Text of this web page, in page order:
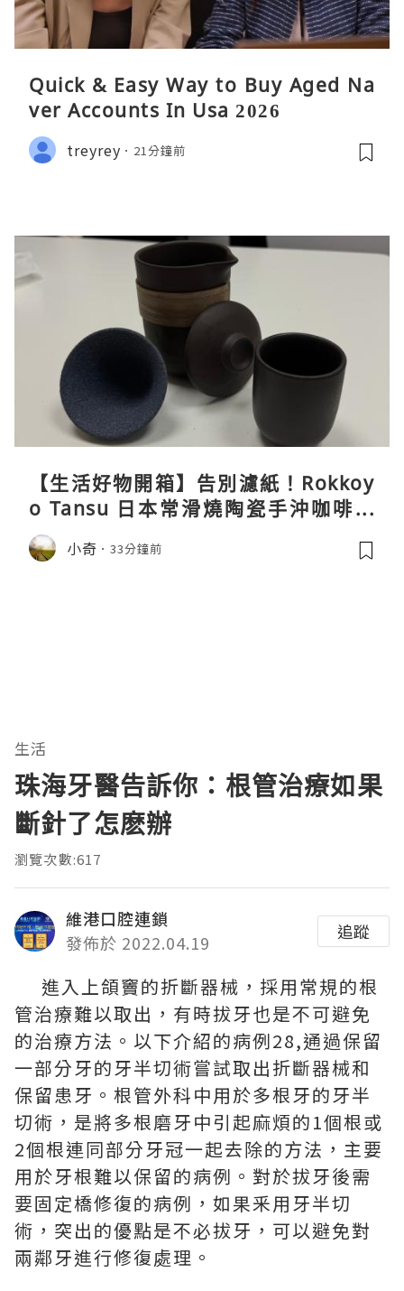
Quick & Easy Way to Buy Aged Na
ver Accounts In Usa 2026
treyrey 21分鐘前
【生活好物開箱】告別濾紙！Rokkoy
o Tansu 日本常滑燒陶瓷手沖咖啡組
親身試用＆真實評價
小奇 33分鐘前
生活
珠海牙醫告訴你：根管治療如果
斷針了怎麽辦
瀏覽次數:617
維港口腔連鎖
發佈於 2022.04.19
追蹤
進入上頜竇的折斷器械，採用常規的根
管治療難以取出，有時拔牙也是不可避免
的治療方法。以下介紹的病例28,通過保留
一部分牙的牙半切術嘗試取出折斷器械和
保留患牙。根管外科中用於多根牙的牙半
切術，是將多根磨牙中引起麻煩的1個根或
2個根連同部分牙冠一起去除的方法，主要
用於牙根難以保留的病例。對於拔牙後需
要固定橋修復的病例，如果釆用牙半切
術，突出的優點是不必拔牙，可以避免對
兩鄰牙進行修復處理。